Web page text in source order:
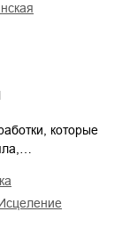
которые
исцеление